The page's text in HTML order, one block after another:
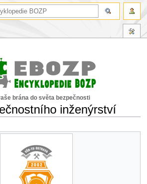
brána do světa bezpečnosti
inženýrství